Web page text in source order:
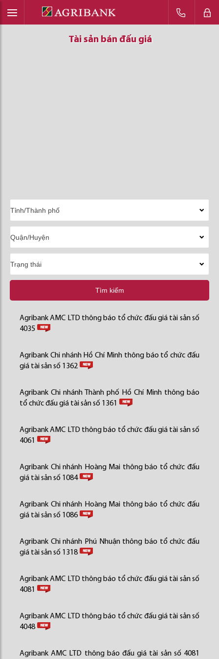
Tài sản bán đấu giá
Tài sản bán đấu giá
Tài sản bán đấu giá
Tìm kiếm
Agribank AMC LTD thông báo tổ chức đấu giá tài sản số
4035
Agribank Chi nhánh Hồ Chí Minh thông báo tổ chức đấu
giá tài sản số 1362
Agribank Chi nhánh Thành phố Hồ Chí Minh thông báo
tổ chức đấu giá tài sản số 1361
Agribank AMC LTD thông báo tổ chức đấu giá tài sản số
4061
Agribank Chi nhánh Hoàng Mai thông báo tổ chức đấu
giá tài sản số 1084
Agribank Chi nhánh Hoàng Mai thông báo tổ chức đấu
giá tài sản số 1086
Agribank Chi nhánh Phú Nhuận thông báo tổ chức đấu
giá tài sản số 1318
Agribank AMC LTD thông báo tổ chức đấu giá tài sản số
4081
Agribank AMC LTD thông báo tổ chức đấu giá tài sản số
4048
Agribank AMC LTD thông báo đấu giá tài sản số 4081